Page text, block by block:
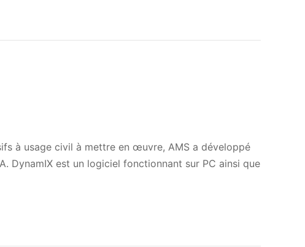
à usage civil à mettre en œuvre, AMS a développé
DynamIX est un logiciel fonctionnant sur PC ainsi que